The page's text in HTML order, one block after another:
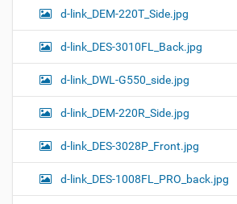
d-link_DEM-220T_Side.jpg
d-link_DES-3010FL_Back.jpg
d-link_DWL-G550_side.jpg
d-link_DEM-220R_Side.jpg
d-link_DES-3028P_Front.jpg
d-link_DES-1008FL_PRO_back.jpg